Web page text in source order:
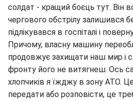
солдат - кращий боєць тут. Він
чергового обстрілу залишився
підлікувався в госпіталі і
Причому, власну машину
продовжує захищати наш мир і
фронту його не витягнеш. Ось
хлопчиків я їжджу в зону АТО.
передати або розповісти, це